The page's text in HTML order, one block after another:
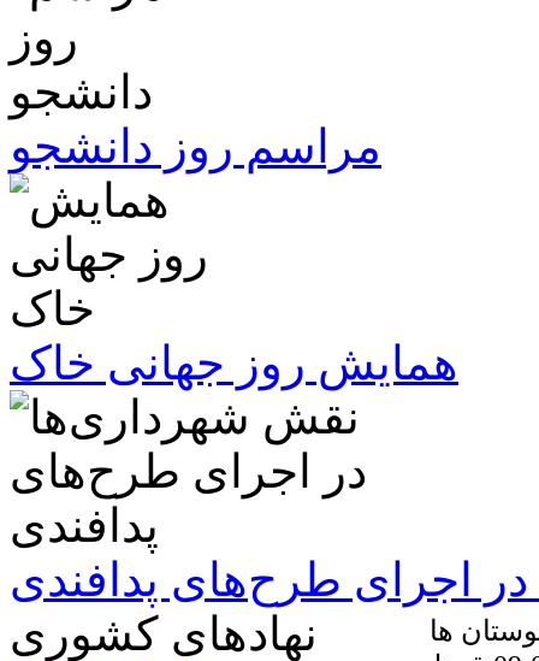
مراسم روز دانشجو
همایش روز جهانی خاک
اجرای طرح‌های پدافندی
ها نهادهای کشوری